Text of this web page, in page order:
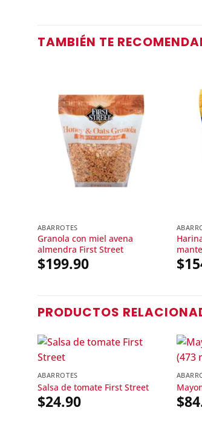
TAMBIÉN TE
ABARROTES
Granola con miel avena
almendra First Street
$199.90 $
PRODUCTOS
ABARROTES
Salsa de tomate First Street
$24.90 $